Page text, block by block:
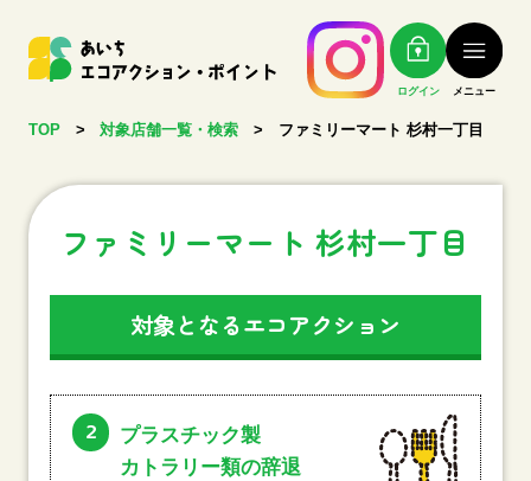
ログイン メニュー
TOP > 対象店舗一覧・検索 > ファミリーマート 杉村一丁目
ファミリーマート 杉村一丁目
対象となるエコアクション
2
プラスチック製
カトラリー類の辞退